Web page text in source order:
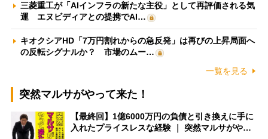
三菱重工が「AIインフラの新たな主役」として再評価される気
運 エヌビディアとの提携でAI…
キオクシアHD「7万円割れからの急反発」は再びの上昇局面へ
の反転シグナルか？ 市場のムー…
一覧を見る
突然マルサがやって来た！
【最終回】1億6000万円の負債と引き換えに手に
入れたプライスレスな経験 ｜ 突然マルサがや…